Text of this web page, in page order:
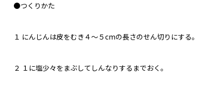
●つくりかた
１ にんじんは皮をむき４～５cmの長さのせん切りにする。
２ １に塩少々をまぶしてしんなりするまでおく。